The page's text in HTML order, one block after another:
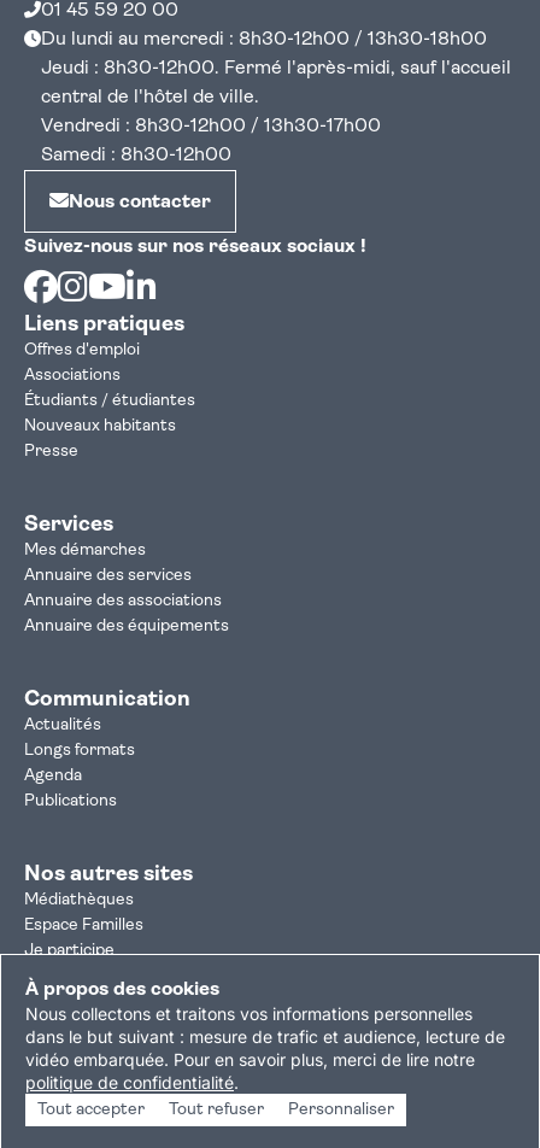
À propos des cookies
Nous collectons et traitons vos informations personnelles
dans le but suivant : mesure de trafic et audience, lecture de
vidéo embarquée. Pour en savoir plus, merci de lire notre
politique de confidentialité.
Tout accepter Tout refuser Personnaliser
01 45 59 20 00
Du lundi au mercredi : 8h30-12h00 / 13h30-18h00
Jeudi : 8h30-12h00. Fermé l'après-midi, sauf l'accueil
central de l'hôtel de ville.
Vendredi : 8h30-12h00 / 13h30-17h00
Samedi : 8h30-12h00
Nous contacter
Suivez-nous sur nos réseaux sociaux !
Facebook
Instagram
Youtube
Liens pratiques
Offres d'emploi
Associations
Étudiants / étudiantes
Nouveaux habitants
Presse
Services
Mes démarches
Annuaire des services
Annuaire des associations
Annuaire des équipements
Communication
Actualités
Longs formats
Agenda
Publications
Nos autres sites
Médiathèques
Espace Familles
Je participe
Autorisation d'urbanisme
Résultats électoraux
Plan du site Nous contacterMentions légales
Politique de confidentialitéAccessibilité : partiellement conforme
Gestion des cookies
Copyright © 2026 Ville de Villejuif